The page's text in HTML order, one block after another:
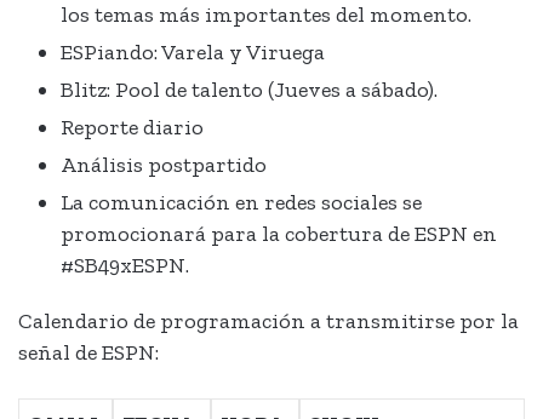
los temas más importantes del momento.
ESPiando: Varela y Viruega
Blitz: Pool de talento (Jueves a sábado).
Reporte diario
Análisis postpartido
La comunicación en redes sociales se
promocionará para la cobertura de ESPN en
#SB49xESPN.
Calendario de programación a transmitirse por la
señal de ESPN: